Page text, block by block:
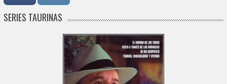
SERIES TAURINAS